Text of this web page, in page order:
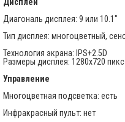
Дисплей
Диагональ дисплея: 9 или 10.1"
Тип дисплея: многоцветный,
Технология экрана: IPS+2.5D
Размеры дисплея: 1280х720 пикс
Управление
Многоцветная подсветка: есть
Инфракрасный пульт: нет